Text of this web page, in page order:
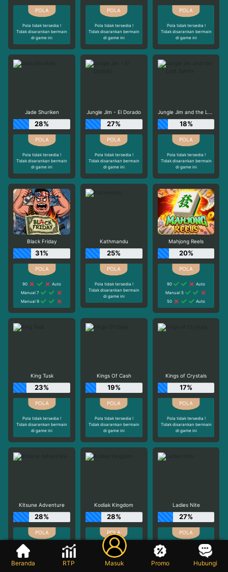
Pola tidak tersedia !
Tidak disarankan bermain
di game ini
Pola tidak tersedia !
Tidak disarankan bermain
di game ini
Pola tidak tersedia !
Tidak disarankan bermain
di game ini
Jade Shuriken
28%
Pola tidak tersedia !
Tidak disarankan bermain
di game ini
Jungle Jim - El Dorado
27%
Pola tidak tersedia !
Tidak disarankan bermain
di game ini
Jungle Jim and the Lost Sphinx
18%
Pola tidak tersedia !
Tidak disarankan bermain
di game ini
Black Friday
31%
90
Auto
Manual 7
Manual 9
Kathmandu
25%
Pola tidak tersedia !
Tidak disarankan bermain
di game ini
Mahjong Reels
20%
90
Auto
Manual 5
50
Auto
King Tusk
23%
Pola tidak tersedia !
Tidak disarankan bermain
di game ini
Kings Of Cash
19%
Pola tidak tersedia !
Tidak disarankan bermain
di game ini
Kings of Crystals
17%
Pola tidak tersedia !
Tidak disarankan bermain
di game ini
Kitsune Adventure
28%
Pola tidak tersedia !
Tidak disarankan bermain
Kodiak Kingdom
28%
Pola tidak tersedia !
Tidak disarankan bermain
Ladies Nite
27%
Pola tidak tersedia !
Tidak disarankan bermain
Beranda RTP Masuk Promo Hubungi